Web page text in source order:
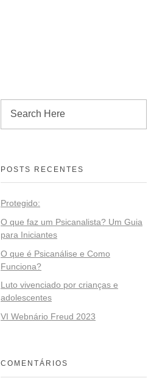
POSTS RECENTES
Protegido:
O que faz um Psicanalista? Um Guia
para Iniciantes
O que é Psicanálise e Como
Funciona?
Luto vivenciado por crianças e
adolescentes
VI Webnário Freud 2023
COMENTÁRIOS